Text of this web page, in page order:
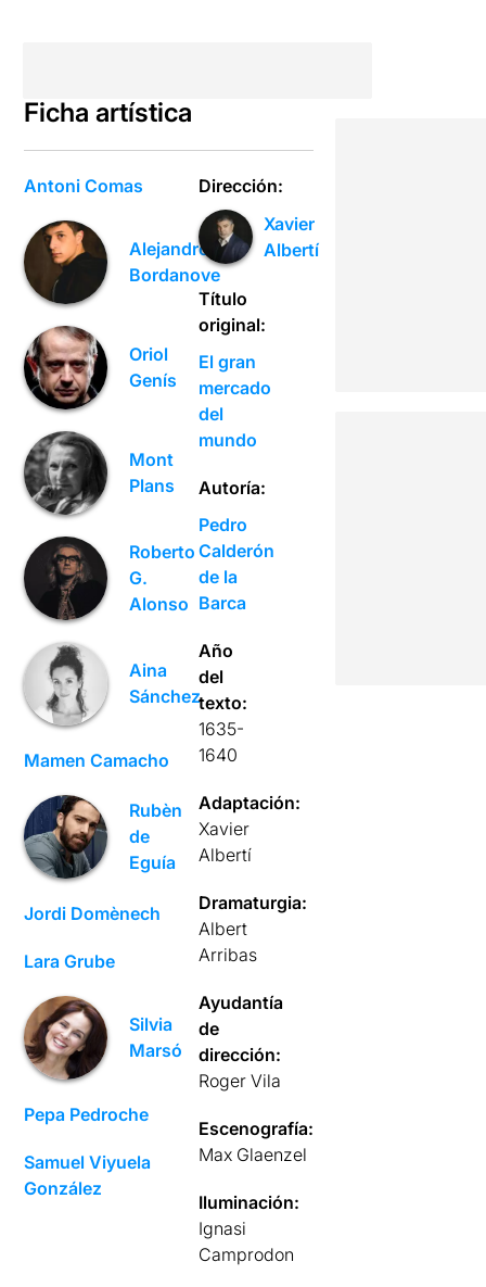
Ficha artística
Antoni Comas
Alejandro
Bordanove
Oriol
Genís
Mont
Plans
Roberto
G.
Alonso
Aina
Sánchez
Mamen Camacho
Rubèn
de
Eguía
Jordi Domènech
Lara Grube
Silvia
Marsó
Pepa Pedroche
Samuel Viyuela
González
Dirección:
Xavier
Albertí
Título
original:
El gran
mercado
del
mundo
Autoría:
Pedro
Calderón
de la
Barca
Año
del
texto:
1635-
1640
Adaptación:
Xavier
Albertí
Dramaturgia:
Albert
Arribas
Ayudantía
de
dirección:
Roger Vila
Escenografía:
Max Glaenzel
Iluminación:
Ignasi
Camprodon